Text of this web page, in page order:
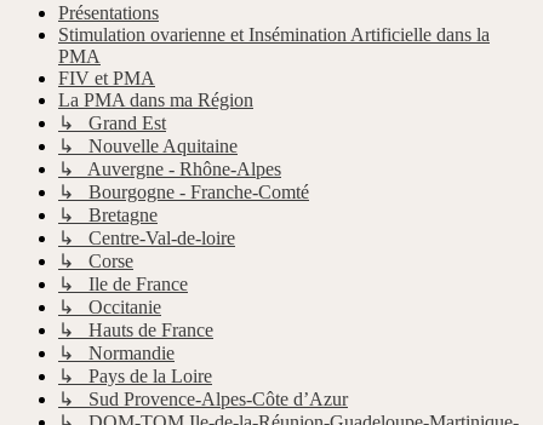
Présentations
Stimulation ovarienne et Insémination Artificielle dans la
PMA
FIV et PMA
La PMA dans ma Région
↳ Grand Est
↳ Nouvelle Aquitaine
↳ Auvergne - Rhône-Alpes
↳ Bourgogne - Franche-Comté
↳ Bretagne
↳ Centre-Val-de-loire
↳ Corse
↳ Ile de France
↳ Occitanie
↳ Hauts de France
↳ Normandie
↳ Pays de la Loire
↳ Sud Provence-Alpes-Côte d’Azur